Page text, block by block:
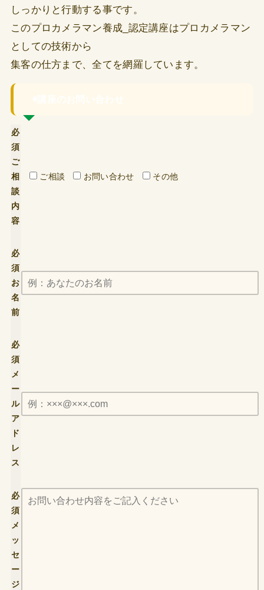
しっかりと行動する事です。
このプロカメラマン養成_認定講座はプロカメラマン
としての技術から
集客の仕方まで、全てを網羅しています。
必
須
ご
相
談
内
容
ご相談 お問い合わせ その他
必
須
お
名
前
必
須
メ
ー
ル
ア
ド
レ
ス
必
須
メ
ッ
セ
ー
ジ